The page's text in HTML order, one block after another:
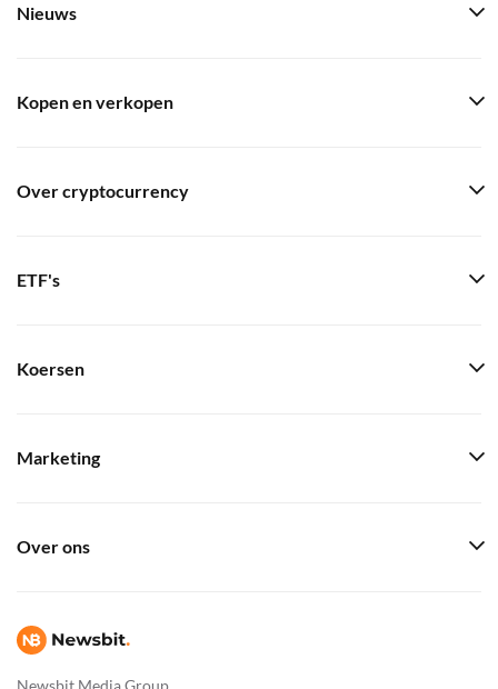
Newsbit Media Group
Nieuws
Kopen en verkopen
Over cryptocurrency
ETF's
Koersen
Marketing
Over ons